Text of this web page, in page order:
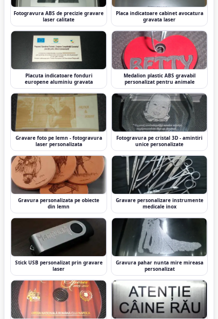
Fotogravura ABS de precizie gravare
laser calitate
Placa indicatoare cabinet avocatura
gravata laser
Placuta indicatoare fonduri
europene aluminiu gravata
Medalion plastic ABS gravabil
personalizat pentru animale
Gravare foto pe lemn - fotogravura
laser personalizata
Fotogravura pe cristal 3D - amintiri
unice personalizate
Gravura personalizata pe obiecte
din lemn
Gravare personalizare instrumente
medicale inox
Stick USB personalizat prin gravare
laser
Gravura pahar nunta mire mireasa
personalizat